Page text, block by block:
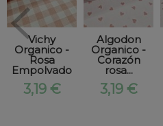
Vichy
Organico -
Rosa
Empolvado
3,19 €
Algodon
Organico -
Corazón
rosa...
3,19 €